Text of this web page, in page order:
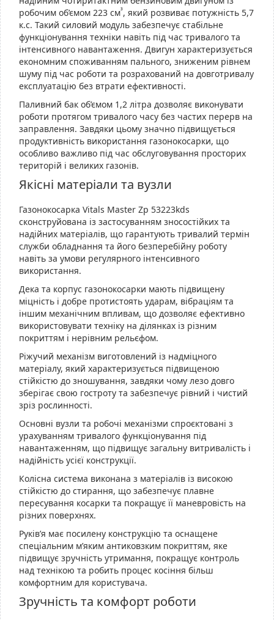
робочим об’ємом 223 см³, який розвиває потужність 5,7
к.с. Такий силовий модуль забезпечує стабільне
функціонування техніки навіть під час тривалого та
інтенсивного навантаження. Двигун характеризується
економним споживанням пального, зниженим рівнем
шуму під час роботи та розрахований на довготривалу
експлуатацію без втрати ефективності.
Паливний бак об’ємом 1,2 літра дозволяє виконувати
роботи протягом тривалого часу без частих перерв на
заправлення. Завдяки цьому значно підвищується
продуктивність використання газонокосарки, що
особливо важливо під час обслуговування просторих
територій і великих газонів.
Якісні матеріали та вузли
Газонокосарка Vitals Master Zp 53223kds
сконструйована із застосуванням зносостійких та
надійних матеріалів, що гарантують тривалий термін
служби обладнання та його безперебійну роботу
навіть за умови регулярного інтенсивного
використання.
Дека та корпус газонокосарки мають підвищену
міцність і добре протистоять ударам, вібраціям та
іншим механічним впливам, що дозволяє ефективно
використовувати техніку на ділянках із різним
покриттям і нерівним рельєфом.
Ріжучий механізм виготовлений із надміцного
матеріалу, який характеризується підвищеною
стійкістю до зношування, завдяки чому лезо довго
зберігає свою гостроту та забезпечує рівний і чистий
зріз рослинності.
Основні вузли та робочі механізми спроєктовані з
урахуванням тривалого функціонування під
навантаженням, що підвищує загальну витривалість і
надійність усієї конструкції.
Колісна система виконана з матеріалів із високою
стійкістю до стирання, що забезпечує плавне
пересування косарки та покращує її маневровість на
різних поверхнях.
Руків’я має посилену конструкцію та оснащене
спеціальним м’яким антиковзким покриттям, яке
підвищує зручність утримання, покращує контроль
над технікою та робить процес косіння більш
комфортним для користувача.
Зручність та комфорт роботи